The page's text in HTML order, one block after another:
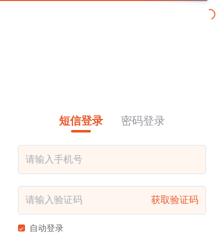
短信登录 密码登录
获取验证码
自动登录